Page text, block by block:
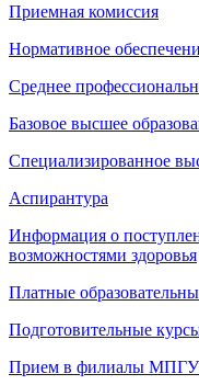
Приемная комиссия
Нормативное
Среднее
Базовое высшее
Специализированное
Аспирантура
Информация о
возможностями здоровья
Платные
Подготовительные
Прием в филиалы МПГУ